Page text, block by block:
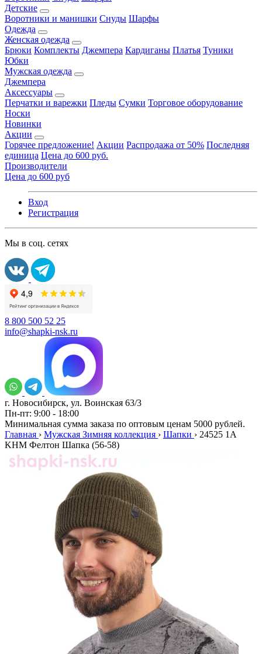
Детские
Воротники и манишки Снуды Шарфы
Одежда
Женская одежда
Брюки Комплекты Джемпера Кардиганы Платья Туники
Юбки
Мужская одежда
Джемпера
Аксессуары
Перчатки и варежки Пледы Сумки Торговое оборудование
Носки
Новинки
Акции
Горячее предложение! Акции Распродажа от 50% Последняя
единица Цена до 600 руб.
Производители
Цена до 600 руб
Вход
Регистрация
Мы в соц. сетях
8 800 500 52 25
info@shapki-nsk.ru
г. Новосибирск, ул. Воинская 63/3
Пн-пт: 9:00 - 18:00
Минимальная сумма заказа по оптовым ценам 5000 рублей.
Главная › Мужская Зимняя коллекция › Шапки › 24525 1А
KHM Фелтон Шапка (56-58)